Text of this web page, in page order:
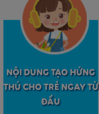
NỘI DUNG TẠO HỨNG
THÚ CHO TRẺ NGAY TỪ
ĐẦU